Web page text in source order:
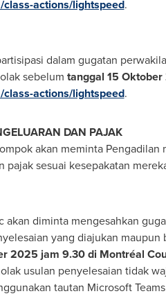
actions/lightspeed.
dalam gugatan
sebelum tanggal 15
actions/lightspeed.
DAN PAJAK
akan meminta
pajak sesuai kesepakatan
akan diminta mengesahkan
yang diajukan maupun
2025 jam 9.30 di Montréal
usulan penyelesaian tidak
tautan Microsoft